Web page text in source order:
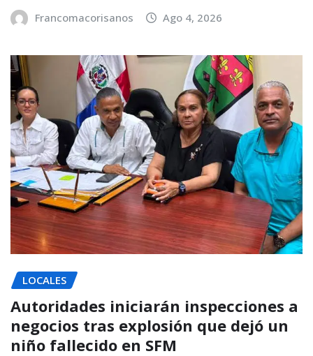
Francomacorisanos Ago 4, 2026
LOCALES
Autoridades iniciarán inspecciones a
negocios tras explosión que dejó un
niño fallecido en SFM